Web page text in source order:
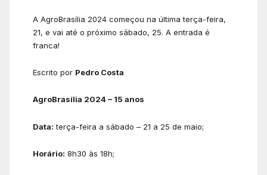
A AgroBrasília 2024 começou na última terça-feira,
21, e vai até o próximo sábado, 25. A entrada é
franca!
Escrito por Pedro Costa
AgroBrasília 2024 – 15 anos
Data: terça-feira a sábado – 21 a 25 de maio;
Horário: 8h30 às 18h;